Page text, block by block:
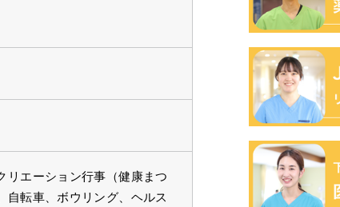
リエーション行事（健康まつ
自転車、ボウリング、ヘルス